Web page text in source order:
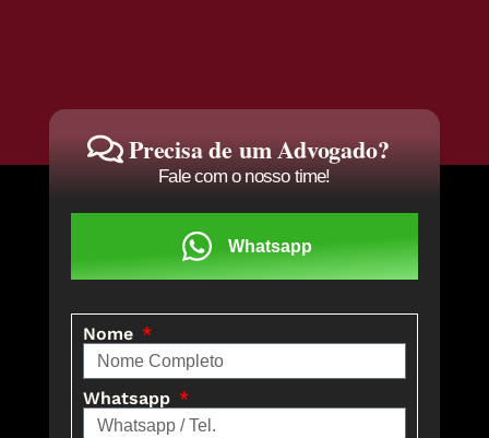
Precisa de um Advogado?
Fale com o nosso time!
Whatsapp
Nome
Whatsapp